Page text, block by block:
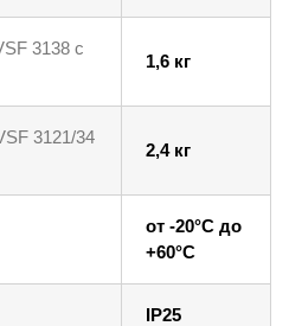
3138 с
1,6 кг
3121/34
2,4 кг
от -20°C до
+60°C
IP25